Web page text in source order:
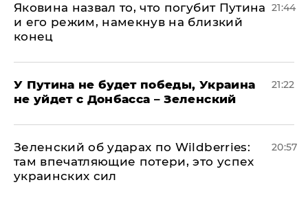
Яковина назвал то, что погубит Путина
и его режим, намекнув на близкий
конец
21:44
У Путина не будет победы, Украина
не уйдет с Донбасса – Зеленский
21:22
Зеленский об ударах по Wildberries:
там впечатляющие потери, это успех
украинских сил
20:57